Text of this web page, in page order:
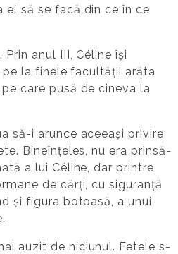
să se facă din ce în ce
anul III, Céline își
la finele facultății arăta
care pusă de cineva la
să-i arunce aceeași privire
Bineînțeles, nu era prinsă-
a lui Céline, dar printre
de cărți, cu siguranță
și figura botoasă, a unui
auzit de niciunul. Fetele s-